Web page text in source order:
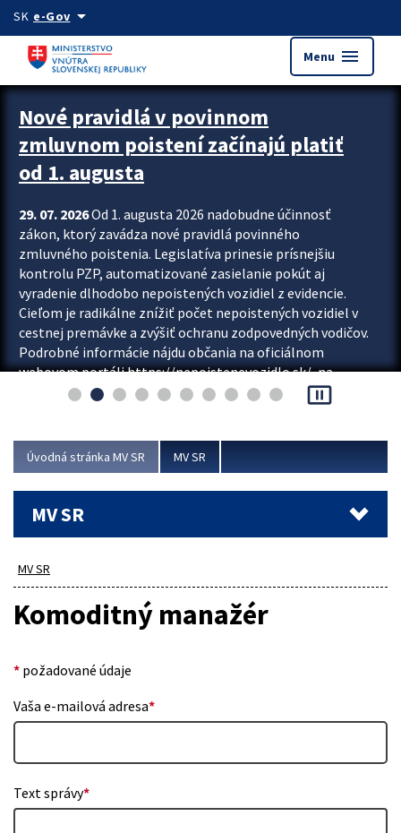
Preskocit na hlavný obsah
SK e-Govarrow_drop_down
Menu menu
Zastavit automatický posun upútavok
Nové pravidlá v povinnom
zmluvnom poistení začínajú platiť
od 1. augusta
29. 07. 2026Od 1. augusta 2026 nadobudne účinnosť
zákon, ktorý zavádza nové pravidlá povinného
zmluvného poistenia. Legislatíva prinesie prísnejšiu
kontrolu PZP, automatizované zasielanie pokút aj
vyradenie dlhodobo nepoistených vozidiel z evidencie.
Cieľom je radikálne znížiť počet nepoistených vozidiel v
cestnej premávke a zvýšiť ochranu zodpovedných vodičov.
Podrobné informácie nájdu občania na oficiálnom
webovom portáli https://nepoistenevozidlo.sk/, na
ktorom od augusta pribudne aj možnosť overiť si...
pause_presentation
Úvodná stránka MV SR MV SR
MV SR
MV SR
Komoditný manažér
* požadované údaje
Vaša e-mailová adresa*
Text správy*